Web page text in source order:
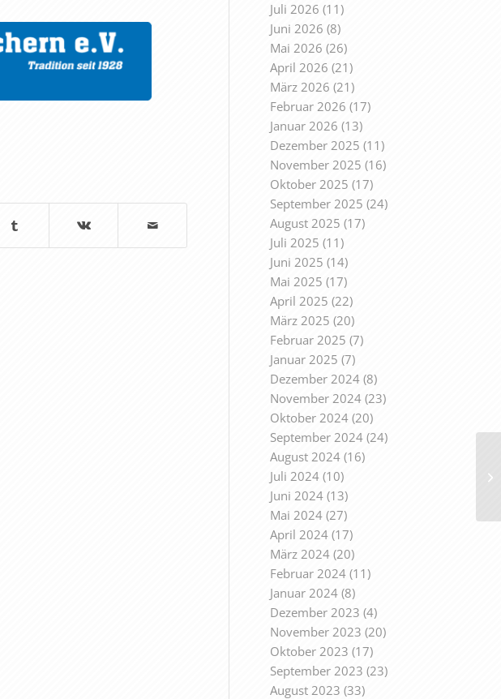
Juli 2026 (11)
Juni 2026 (8)
Mai 2026 (26)
April 2026 (21)
März 2026 (21)
Februar 2026 (17)
Januar 2026 (13)
Dezember 2025 (11)
November 2025 (16)
Oktober 2025 (17)
September 2025 (24)
August 2025 (17)
Juli 2025 (11)
Juni 2025 (14)
Mai 2025 (17)
April 2025 (22)
März 2025 (20)
Februar 2025 (7)
Januar 2025 (7)
Dezember 2024(8)
November 2024(23)
Oktober 2024(20)
September 2024(24)
August 2024(16)
Juli 2024(10)
Juni 2024(13)
Mai 2024(27)
April 2024(17)
März 2024(20)
Februar 2024(11)
Januar 2024(8)
Dezember 2023 (4)
November 2023 (20)
Oktober 2023 (17)
September 2023 (23)
August 2023 (33)